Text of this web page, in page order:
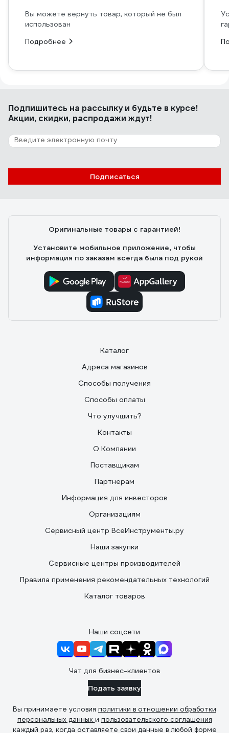
Вы можете вернуть товар, который не был
использован
Подробнее
Подпишитесь на рассылкуи будьте в курсе!
Акции, скидки, распродажи ждут!
Подписаться
Оригинальные товары с гарантией!
Установите мобильное приложение, чтобы
информация по заказам всегда была под рукой
Каталог
Адреса магазинов
Способы получения
Способы оплаты
Что улучшить?
Контакты
О Компании
Поставщикам
Партнерам
Информация для инвесторов
Организациям
Сервисный центр ВсеИнструменты.ру
Наши закупки
Сервисные центры производителей
Правила применения рекомендательных технологий
Каталог товаров
Наши соцсети
Чат для бизнес-клиентов
Подать заявку
Вы принимаете условия политики в отношении обработки
персональных данных и пользовательского соглашения
каждый раз, когда оставляете свои данные в любой форме